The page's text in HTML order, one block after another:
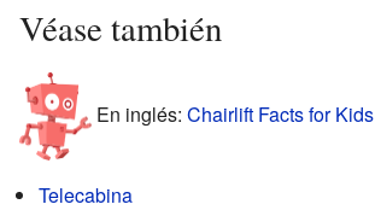
Véase también
En inglés: Chairlift Facts for Kids
Telecabina